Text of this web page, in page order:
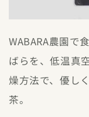
WABARA農園で
ばらを、低温真
燥方法で、優し
茶。